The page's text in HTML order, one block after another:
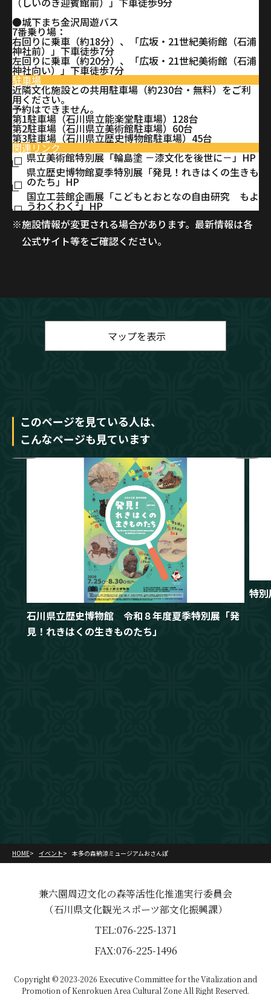
HOME イベント 本多の森納涼ミュージアムおさんぽ
●城下まち金沢周遊バス
7番乗り場：
右回りに乗車（約18分）、「広坂・21世紀美術館（石浦
神社前）」下車徒歩7分
左回りに乗車（約20分）、「広坂・21世紀美術館（石浦
神社向い）」下車徒歩7分
駐車場
近隣文化施設との共用駐車場（約230台・無料）をご利
用ください。
予約はできません。
第1駐車場（石川県立能楽堂駐車場）128台
第2駐車場（石川県立美術館駐車場）60台
第3駐車場（石川県立歴史博物館駐車場）45台
関連リンク
県立美術館特別展「輪島塗 －漆文化を後世に－」HP
県立歴史博物館夏季特別展「発見！れきはくの生きも
のたち」HP
国立工芸館企画展「こどもとおとなの自由研究 もよ
うわくわく²」HP
※施設情報が変更される場合があります。最新情報は各
公式サイト等をご確認ください。
マップを表示
このページを見ている人は、
こんなページも見ています
石川県立歴史博物館 令和８年度夏季特別展「発
見！れきはくの生きものたち」
特
兼六園周辺文化の森等活性化推進実行委員会
（石川県文化観光スポーツ部文化振興課）
TEL:076-225-1371
FAX:076-225-1496
Copyright © 2023-2026 Executive Committee for the Vitalization and
Promotion of Kenrokuen Area Cultural Zone All Right Reserved.